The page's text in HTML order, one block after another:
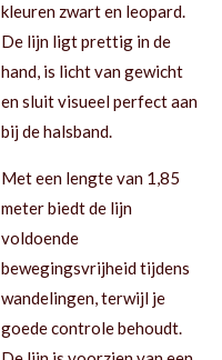
kleuren zwart en leopard.
De lijn ligt prettig in de
hand, is licht van gewicht
en sluit visueel perfect aan
bij de halsband.
Met een lengte van 1,85
meter biedt de lijn
voldoende
bewegingsvrijheid tijdens
wandelingen, terwijl je
goede controle behoudt.